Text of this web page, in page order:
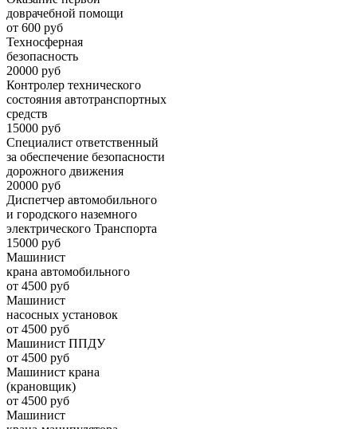
доврачебной помощи
от 600 руб
Техносферная
безопасность
20000 руб
Контролер технического
состояния автотранспортных
средств
15000 руб
Специалист ответственный
за обеспечение безопасности
дорожного движения
20000 руб
Диспетчер автомобильного
и городского наземного
электрического Транспорта
15000 руб
Машинист
крана автомобильного
от 4500 руб
Машинист
насосных установок
от 4500 руб
Машинист ППДУ
от 4500 руб
Машинист крана
(крановщик)
от 4500 руб
Машинист